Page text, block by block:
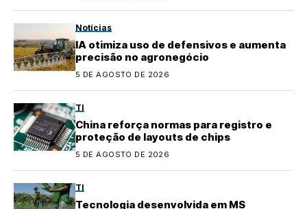
Notícias
IA otimiza uso de defensivos e aumenta
precisão no agronegócio
5 DE AGOSTO DE 2026
TI
China reforça normas para registro e
proteção de layouts de chips
5 DE AGOSTO DE 2026
TI
Tecnologia desenvolvida em MS